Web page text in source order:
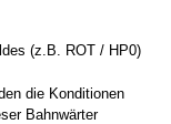
(z.B. ROT / HP0)
die Konditionen
Bahnwärter